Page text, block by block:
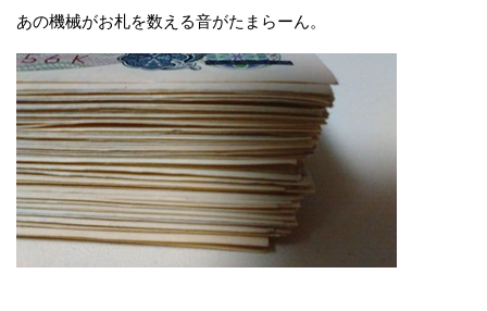
あの機械がお札を数える音がたまらーん。